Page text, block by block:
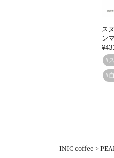
ス
ン
¥
#
#
INIC coffee